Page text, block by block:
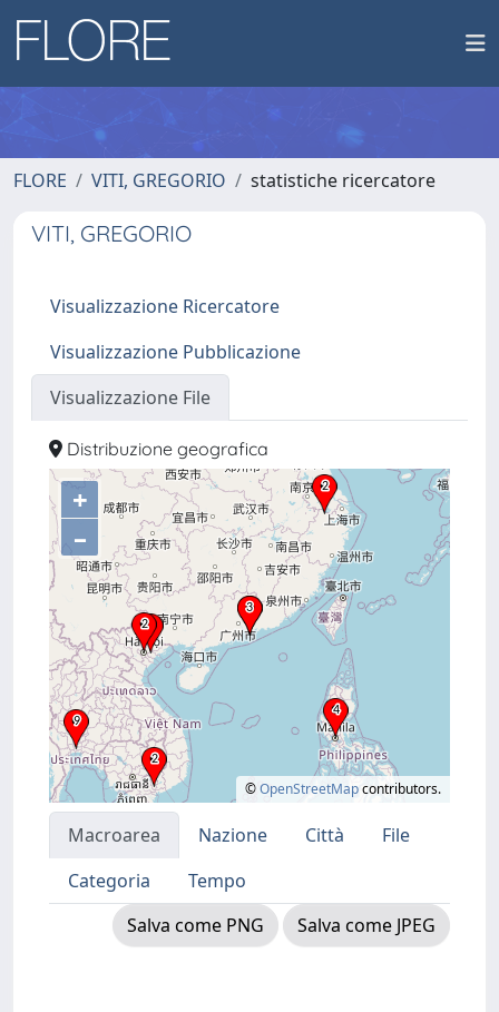
FLORE VITI, GREGORIO statistiche ricercatore
VITI, GREGORIO
Visualizzazione Ricercatore
Visualizzazione Pubblicazione
Visualizzazione File
Distribuzione geografica
+
–
©OpenStreetMapcontributors.
Macroarea Nazione Città
File
Categoria
Tempo
Salva come PNG
Salva come JPEG